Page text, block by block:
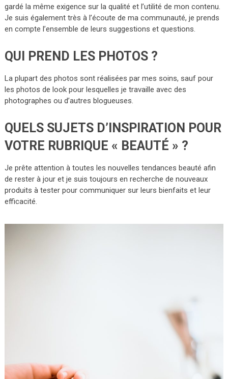
gardé la même exigence sur la qualité et l’utilité de mon contenu.
Je suis également très à l’écoute de ma communauté, je prends
en compte l’ensemble de leurs suggestions et questions.
QUI PREND LES PHOTOS ?
La plupart des photos sont réalisées par mes soins, sauf pour
les photos de look pour lesquelles je travaille avec des
photographes ou d’autres blogueuses.
QUELS SUJETS D’INSPIRATION POUR
VOTRE RUBRIQUE « BEAUTÉ » ?
Je prête attention à toutes les nouvelles tendances beauté afin
de rester à jour et je suis toujours en recherche de nouveaux
produits à tester pour communiquer sur leurs bienfaits et leur
efficacité.